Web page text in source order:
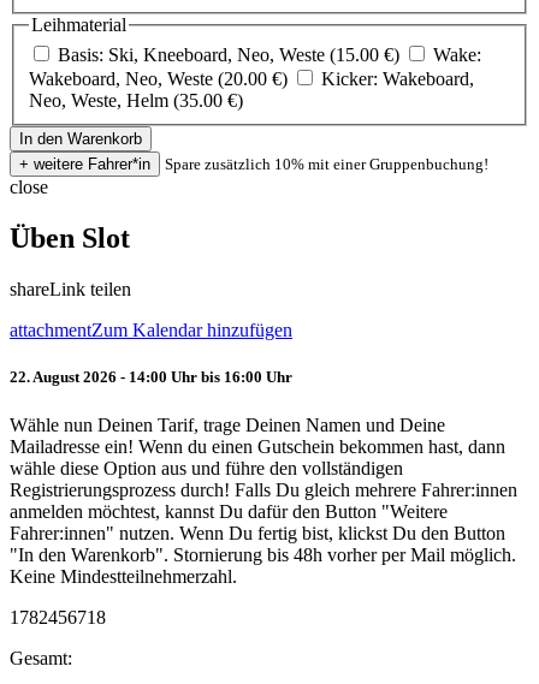
Leihmaterial
Basis: Ski, Kneeboard, Neo, Weste (15.00 €)
Wake:
Wakeboard, Neo, Weste (20.00 €)
Kicker: Wakeboard,
Neo, Weste, Helm (35.00 €)
Spare zusätzlich 10% mit einer Gruppenbuchung!
close
Üben Slot
shareLink teilen
attachmentZum Kalendar hinzufügen
22. August 2026 - 14:00 Uhr bis 16:00 Uhr
Wähle nun Deinen Tarif, trage Deinen Namen und Deine
Mailadresse ein! Wenn du einen Gutschein bekommen hast, dann
wähle diese Option aus und führe den vollständigen
Registrierungsprozess durch! Falls Du gleich mehrere Fahrer:innen
anmelden möchtest, kannst Du dafür den Button "Weitere
Fahrer:innen" nutzen. Wenn Du fertig bist, klickst Du den Button
"In den Warenkorb". Stornierung bis 48h vorher per Mail möglich.
Keine Mindestteilnehmerzahl.
1782456718
Gesamt: